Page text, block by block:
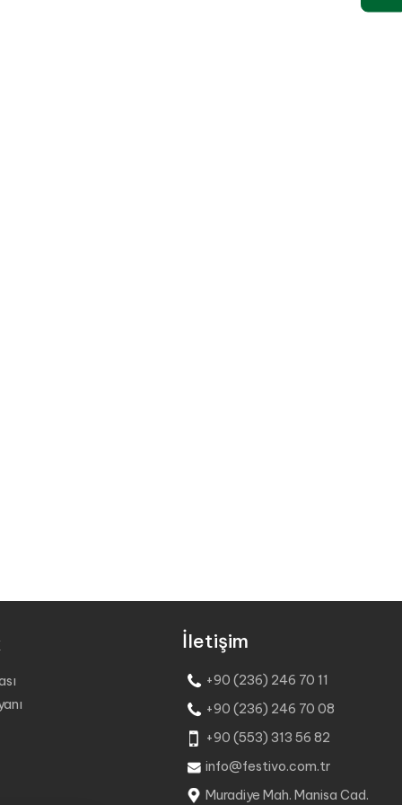
İletişim
+90 (236) 246 70 11
+90 (236) 246 70 08
+90 (553) 313 56 82
info@festivo.com.tr
Muradiye Mah. Manisa Cad.